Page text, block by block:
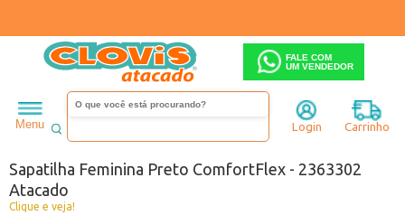
FALE COM
UM VENDEDOR
Menu Login Carrinho
Feminino Sapatilha
Sapatilha Feminina Preto ComfortFlex - 2363302
Atacado
Clique e veja!